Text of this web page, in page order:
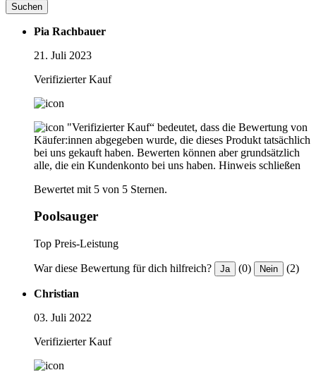
Suchen
Pia Rachbauer
21. Juli 2023
Verifizierter Kauf
"Verifizierter Kauf“ bedeutet, dass die Bewertung von
Käufer:innen abgegeben wurde, die dieses Produkt tatsächlich
bei uns gekauft haben. Bewerten können aber grundsätzlich
alle, die ein Kundenkonto bei uns haben. Hinweis schließen
Bewertet mit 5 von 5 Sternen.
Poolsauger
Top Preis-Leistung
War diese Bewertung für dich hilfreich? Ja (0) Nein (2)
Christian
03. Juli 2022
Verifizierter Kauf